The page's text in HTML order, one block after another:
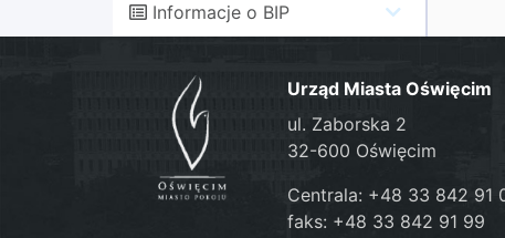
Informacje o BIP
Urząd Miasta Oświęcim
ul. Zaborska 2
32-600 Oświęcim
Centrala: +48 33 842 91
faks: +48 33 842 91 99